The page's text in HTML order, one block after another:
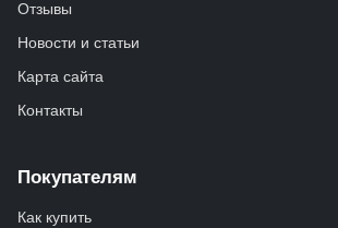
Отзывы
Новости и статьи
Карта сайта
Контакты
Покупателям
Как купить